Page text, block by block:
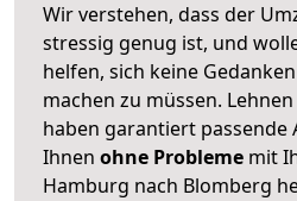
Wir verstehen, dass der
stressig genug ist, und
helfen, sich keine
machen zu müssen.
haben garantiert passende
Ihnen ohne Probleme mit
Hamburg nach Blomberg